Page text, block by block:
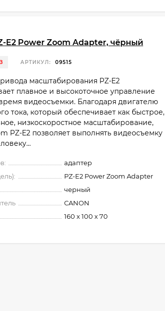
E2 Power Zoom Adapter, чёрный
АРТИКУЛ: 09515
масштабирования PZ-E2
плавное и высокоточное управление
видеосъемки. Благодаря двигателю
тока, который обеспечивает как быстрое,
низкоскоростное масштабирование,
PZ-E2 позволяет выполнять видеосъемку
адаптер
PZ-E2 Power Zoom Adapter
черный
CANON
160 х 100 х 70